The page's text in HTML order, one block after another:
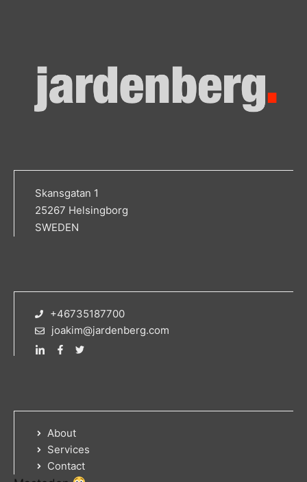
Skansgatan 1
25267 Helsingborg
SWEDEN
+46735187700
joakim@jardenberg.com
About
Services
Contact